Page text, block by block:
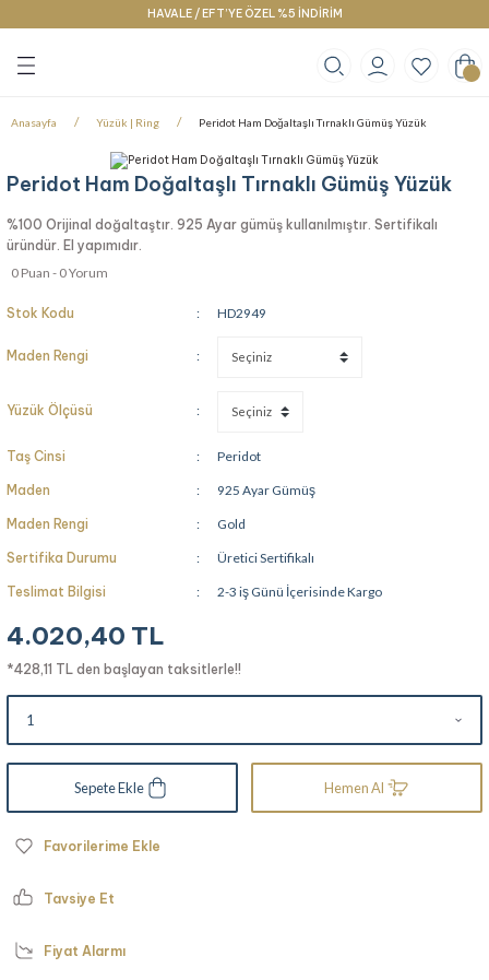
HAVALE / EFT’YE ÖZEL %5 İNDİRİM
Geri Dön
Geri Dön
Geri Dön
Anasayfa Yüzük | Ring Peridot Ham Doğaltaşlı Tırnaklı Gümüş Yüzük
Peridot Ham Doğaltaşlı Tırnaklı Gümüş Yüzük
%100 Orijinal doğaltaştır. 925 Ayar gümüş kullanılmıştır. Sertifikalı
üründür. El yapımıdır.
0 Puan - 0 Yorum
Stok Kodu HD2949
Maden Rengi
Yüzük Ölçüsü
Taş Cinsi Peridot
Maden 925 Ayar Gümüş
Maden Rengi Gold
Sertifika Durumu Üretici Sertifikalı
Teslimat Bilgisi 2-3 iş Günü İçerisinde Kargo
4.020,40 TL
*428,11 TL den başlayan taksitlerle!!
Sepete Ekle Hemen Al
Tavsiye Et
Fiyat Alarmı